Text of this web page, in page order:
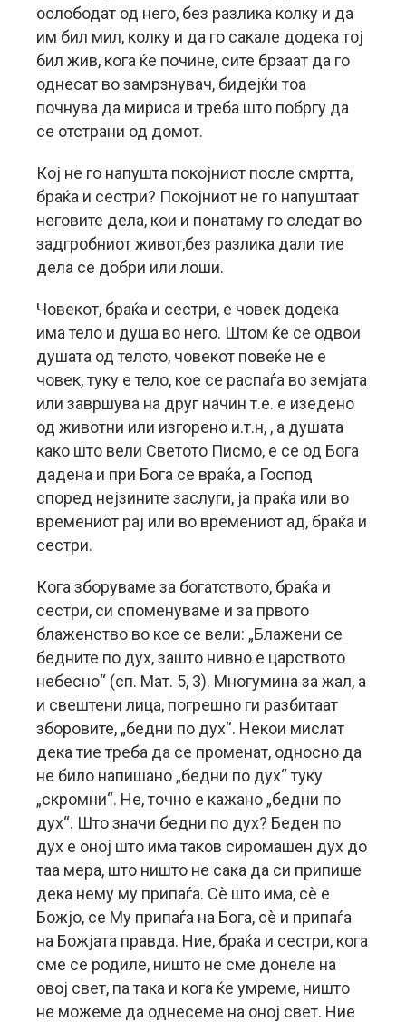
ослободат од него, без разлика колку и да
им бил мил, колку и да го сакале додека тој
бил жив, кога ќе почине, сите брзаат да го
однесат во замрзнувач, бидејќи тоа
почнува да мириса и треба што побргу да
се отстрани од домот.
Кој не го напушта покојниот после смртта,
браќа и сестри? Покојниот не го напуштаат
неговите дела, кои и понатаму го следат во
задгробниот живот,без разлика дали тие
дела се добри или лоши.
Човекот, браќа и сестри, е човек додека
има тело и душа во него. Штом ќе се одвои
душата од телото, човекот повеќе не е
човек, туку е тело, кое се распаѓа во земјата
или завршува на друг начин т.е. е изедено
од животни или изгорено и.т.н, , а душата
како што вели Светото Писмо, е се од Бога
дадена и при Бога се враќа, а Господ
според нејзините заслуги, ја праќа или во
времениот рај или во времениот ад, браќа и
сестри.
Кога зборуваме за богатството, браќа и
сестри, си споменуваме и за првото
блаженство во кое се вели: „Блажени се
бедните по дух, зашто нивно е царството
небесно“ (сп. Мат. 5, 3). Многумина за жал, а
и свештени лица, погрешно ги разбитаат
зборовите, „бедни по дух“. Некои мислат
дека тие треба да се променат, односно да
не било напишано „бедни по дух“ туку
„скромни“. Не, точно е кажано „бедни по
дух“. Што значи бедни по дух? Беден по
дух е оној што има таков сиромашен дух до
таа мера, што ништо не сака да си припише
дека нему му припаѓа. Сè што има, сè е
Божјо, се Му припаѓа на Бога, сè и припаѓа
на Божјата правда. Ние, браќа и сестри, кога
сме се родиле, ништо не сме донеле на
овој свет, па така и кога ќе умреме, ништо
не можеме да однесеме на оној свет. Ние